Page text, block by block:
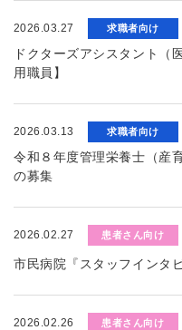
2026.03.27 求職者向け
ドクターズアシスタント（
用職員】
2026.03.13 求職者向け
令和８年度管理栄養士（産
の募集
2026.02.27 患者さん向け
市民病院『スタッフインタ
2026.02.26 患者さん向け